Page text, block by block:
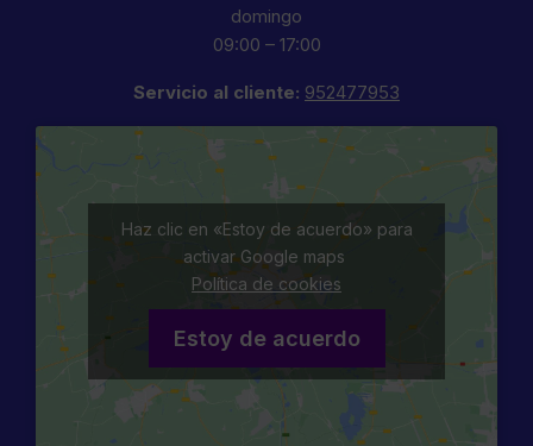
domingo
09:00 – 17:00
Servicio al cliente: 952477953
Haz clic en «Estoy de acuerdo» para
activar Google maps
Política de cookies
Estoy de acuerdo